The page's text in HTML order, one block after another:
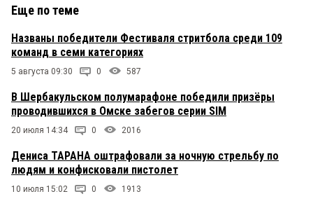
Еще по теме
Названы победители Фестиваля стритбола среди 109
команд в семи категориях
5 августа 09:30 0 587
В Шербакульском полумарафоне победили призёры
проводившихся в Омске забегов серии SIM
20 июля 14:34 0 2016
Дениса ТАРАНА оштрафовали за ночную стрельбу по
людям и конфисковали пистолет
10 июля 15:02 0 1913